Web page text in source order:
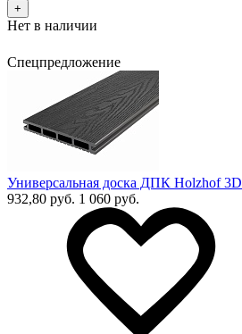
+
Нет в наличии
Спецпредложение
Универсальная доска ДПК Holzhof 3D
932,80 руб. 1 060 руб.